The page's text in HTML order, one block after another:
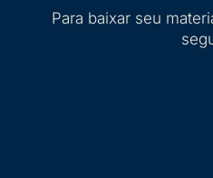
Para baixar seu